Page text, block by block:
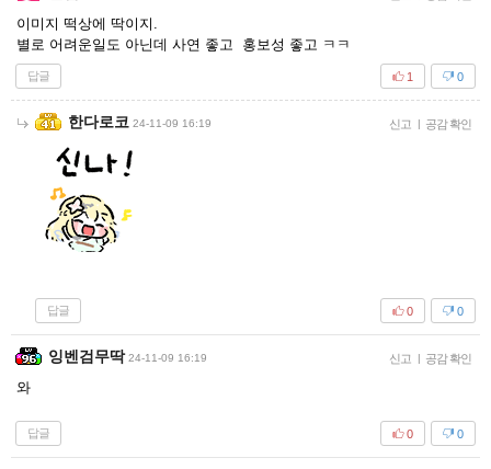
이미지 떡상에 딱이지.
별로 어려운일도 아닌데 사연 좋고 홍보성 좋고 ㅋㅋ
답글 0
1
한다로코 24-11-09 16:19 신고 | 공감 확인
답글 0
0
잉벤검무딱 24-11-09 16:19 신고 | 공감 확인
와
답글 0
0